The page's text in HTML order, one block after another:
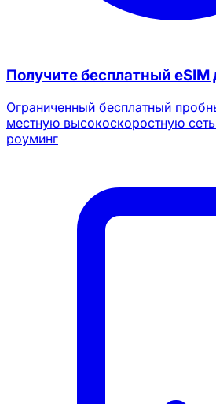
Получите бесплатный eSIM
Ограниченный бесплатный
местную высокоскоростную сеть
роуминг